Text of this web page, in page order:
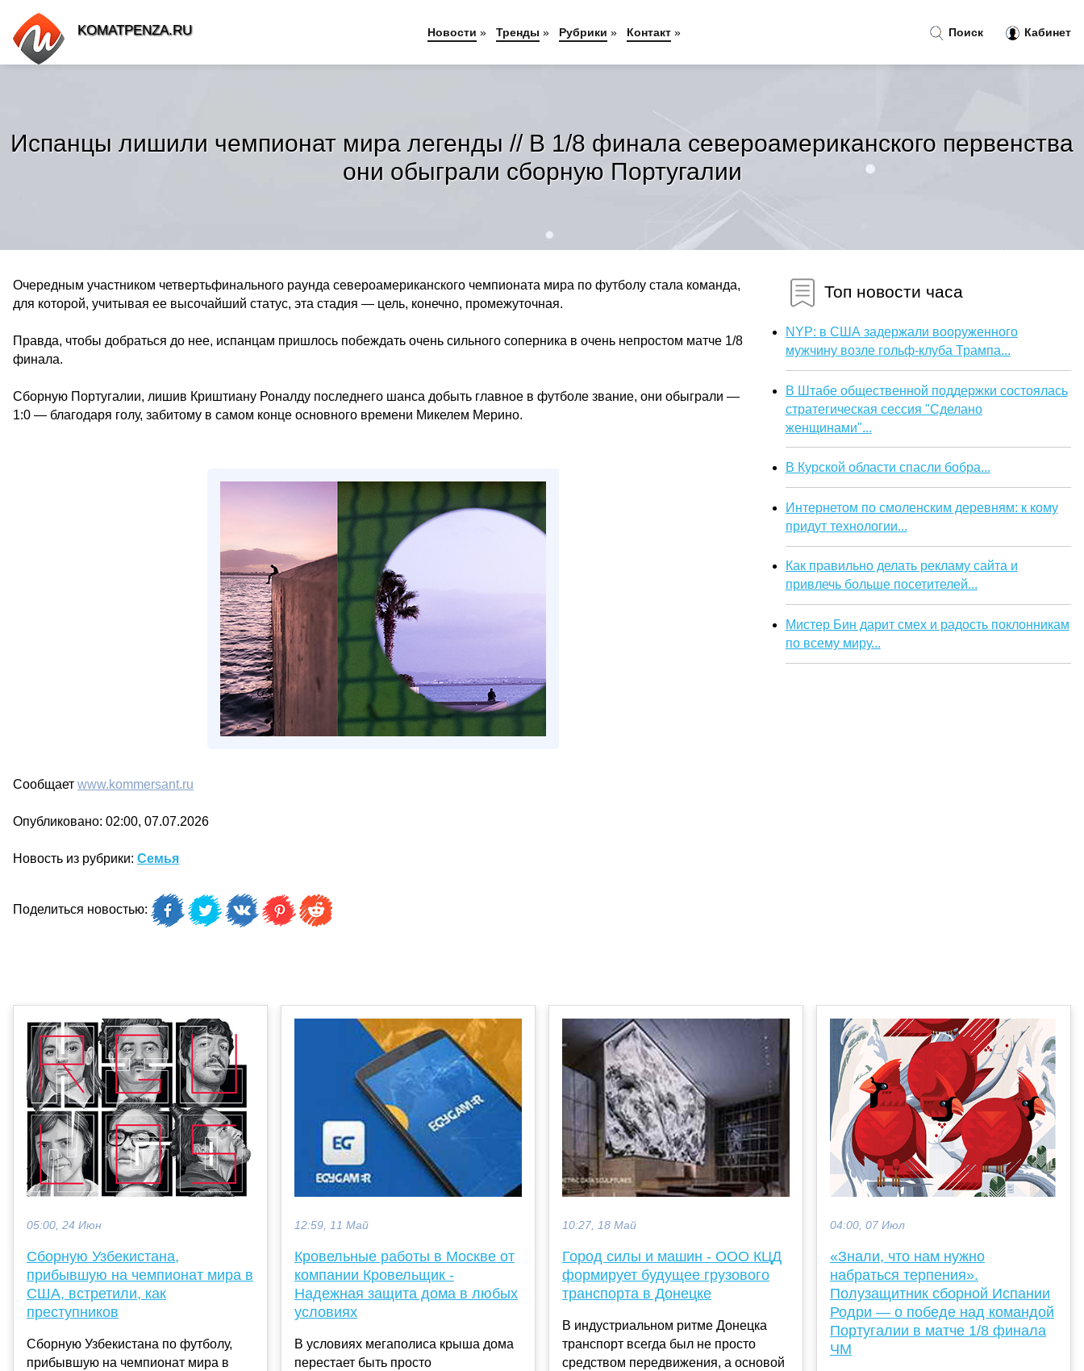
Испанцы лишили чемпионат мира легенды // В 1/8 финала североамериканского первенства
они обыграли сборную Португалии
Очередным участником четвертьфинального раунда североамериканского чемпионата мира по футболу стала команда,
для которой, учитывая ее высочайший статус, эта стадия — цель, конечно, промежуточная.
Правда, чтобы добраться до нее, испанцам пришлось побеждать очень сильного соперника в очень непростом матче 1/8
финала.
Сборную Португалии, лишив Криштиану Роналду последнего шанса добыть главное в футболе звание, они обыграли —
1:0 — благодаря голу, забитому в самом конце основного времени Микелем Мерино.
Сообщает www.kommersant.ru
Опубликовано: 02:00, 07.07.2026
Новость из рубрики: Семья
Поделиться новостью:
Топ новости часа
NYP: в США задержали вооруженного
мужчину возле гольф-клуба Трампа...
В Штабе общественной поддержки состоялась
стратегическая сессия "Сделано
женщинами"...
В Курской области спасли бобра...
Интернетом по смоленским деревням: к кому
придут технологии...
Как правильно делать рекламу сайта и
привлечь больше посетителей...
Мистер Бин дарит смех и радость поклонникам
по всему миру...
05:00, 24 Июн
Сборную Узбекистана,
прибывшую на чемпионат мира в
США, встретили, как
преступников
Сборную Узбекистана по футболу,
прибывшую на чемпионат мира в
12:59, 11 Май
Кровельные работы в Москве от
компании Кровельщик -
Надежная защита дома в любых
условиях
В условиях мегаполиса крыша дома
перестает быть просто
10:27, 18 Май
Город силы и машин - ООО КЦД
формирует будущее грузового
транспорта в Донецке
В индустриальном ритме Донецка
транспорт всегда был не просто
средством передвижения, а основой
04:00, 07 Июл
«Знали, что нам нужно
набраться терпения».
Полузащитник сборной Испании
Родри — о победе над командой
Португалии в матче 1/8 финала
ЧМ
Поиск Кабинет
KOMATPENZA.RU Новости » Тренды » Рубрики » Контакт »